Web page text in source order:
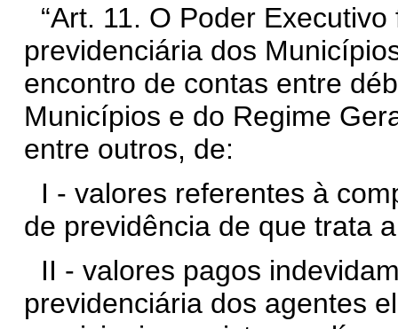
“Art. 11. O Poder
previdenciária dos
encontro de contas entre
Municípios e do Regime
entre outros, de:
I - valores referentes à
de previdência de que trata
II - valores pagos
previdenciária dos agentes